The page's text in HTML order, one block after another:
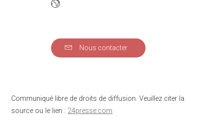
Nous contacter
Communiqué libre de droits de diffusion. Veuillez citer la
source ou le lien : 24presse.com